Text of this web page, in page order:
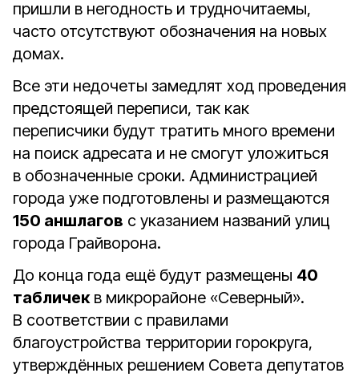
пришли в негодность и трудночитаемы,
часто отсутствуют обозначения на новых
домах.
Все эти недочеты замедлят ход проведения
предстоящей переписи, так как
переписчики будут тратить много времени
на поиск адресата и не смогут уложиться
в обозначенные сроки. Администрацией
города уже подготовлены и размещаются
150 аншлагов с указанием названий улиц
города Грайворона.
До конца года ещё будут размещены 40
табличекв микрорайоне «Северный».
В соответствии с правилами
благоустройства территории горокруга,
утверждённых решением Совета депутатов